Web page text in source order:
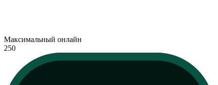
Максимальный онлайн
250